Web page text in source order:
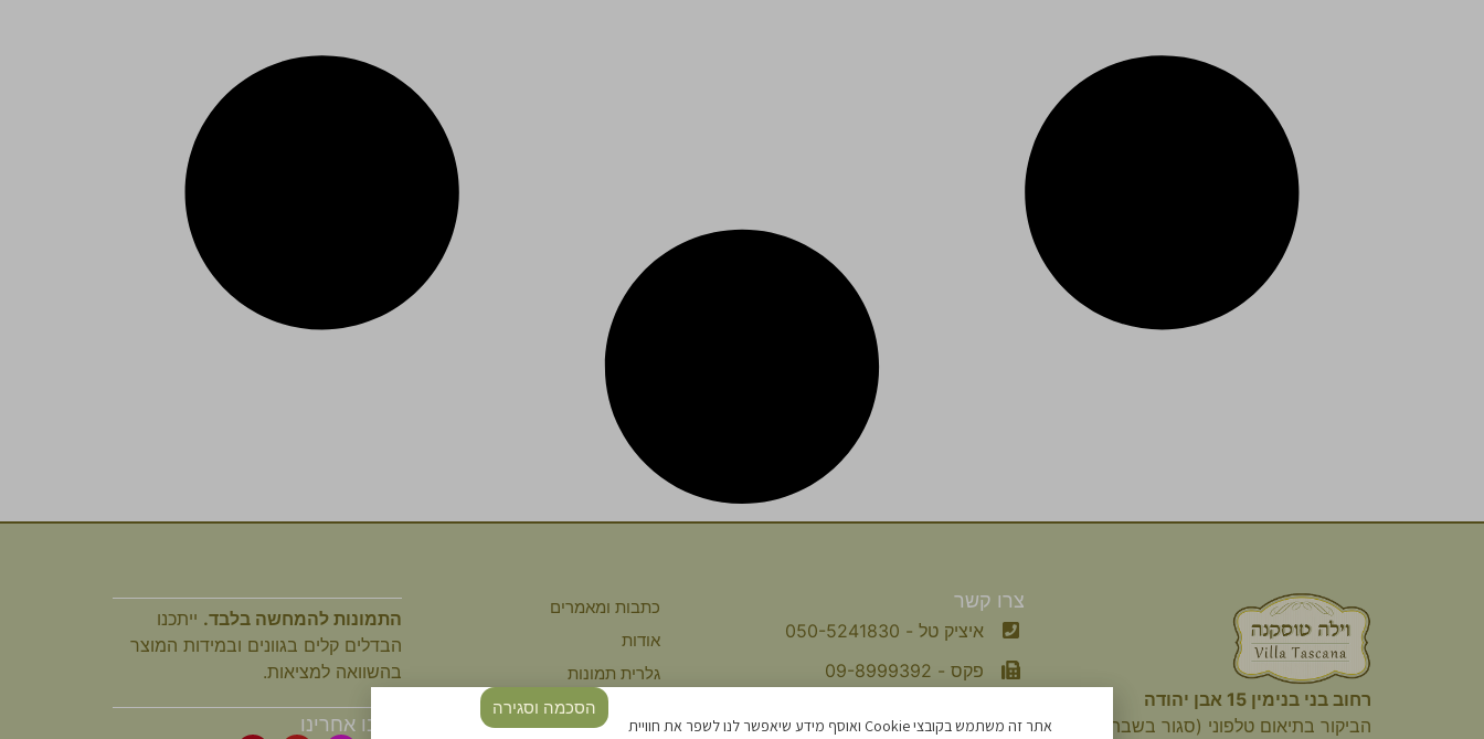
רחוב בני בנימין 15 אבן יהודה
הביקור בתיאום טלפוני (סגור בשבת)
צרו קשר
איציק טל - 050-5241830
פקס - 09-8999392
כתבות ומאמרים
אודות
גלרית תמונות
התמונות להמחשה בלבד. ייתכנו
הבדלים קלים בגוונים ובמידות המוצר
בהשוואה למציאות.
עקבו אחרינו
אתר זה משתמש בקובצי Cookie ואוסף מידע שיאפשר לנו לשפר את חוויית
הסכמה וסגירה